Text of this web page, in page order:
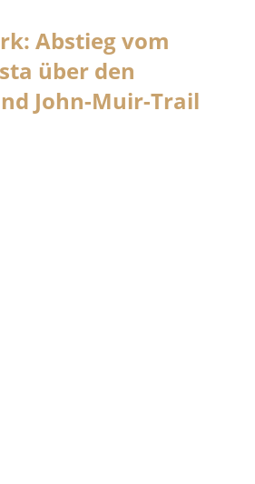
Abstieg vom
über den
John-Muir-Trail